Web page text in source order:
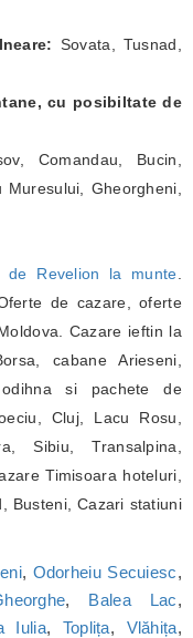
Sovata, Tusnad,
cu posibiltate de
Comandau, Bucin,
Gheorgheni,
de Revelion la munte
de cazare, oferte
Cazare ieftin la
cabane Arieseni,
si pachete de
Cluj, Lacu Rosu,
Sibiu, Transalpina,
Timisoara hoteluri,
Busteni, Cazari statiuni
, Odorheiu Secuiesc,
, Balea Lac,
Iulia, Toplița, Vlăhița,